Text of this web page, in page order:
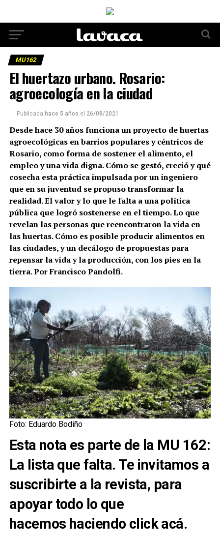
MU162
El huertazo urbano. Rosario:
agroecología en la ciudad
Publicada hace 5 años el 26/08/2021
Desde hace 30 años funciona un proyecto de huertas
agroecológicas en barrios populares y céntricos de
Rosario, como forma de sostener el alimento, el
empleo y una vida digna. Cómo se gestó, creció y qué
cosecha esta práctica impulsada por un ingeniero
que en su juventud se propuso transformar la
realidad. El valor y lo que le falta a una política
pública que logró sostenerse en el tiempo. Lo que
revelan las personas que reencontraron la vida en
las huertas. Cómo es posible producir alimentos en
las ciudades, y un decálogo de propuestas para
repensar la vida y la producción, con los pies en la
tierra. Por Francisco Pandolfi.
Foto: Eduardo Bodiño
Esta nota es parte de la MU 162:
La lista que falta. Te invitamos a
suscribirte a la revista, para
apoyar todo lo que
hacemos haciendo click acá.